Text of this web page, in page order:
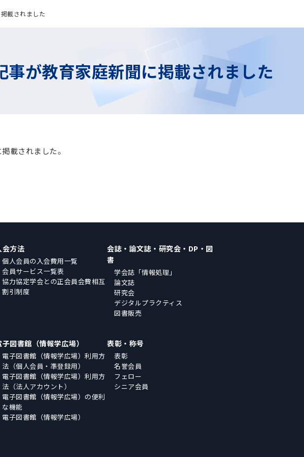
載されました
が教育家庭新聞に掲載されました
載されました。
会方法
個人会員の入会費用一覧
会員サービス一覧表
協力協定学会との正会員会費相互
割引制度
会誌・論文誌・研究会・DP・図
書
学会誌「情報処理」
論文誌
研究会
デジタルプラクティス
図書販売
子図書館（情報学広場）
電子図書館（情報学広場）利用方
法（個人会員・準登録用）
電子図書館（情報学広場）利用方
法（法人アカウント）
電子図書館（情報学広場）の便利
な機能
電子図書館（情報学広場）
表彰・称号
表彰
名誉会員
フェロー
シニア会員